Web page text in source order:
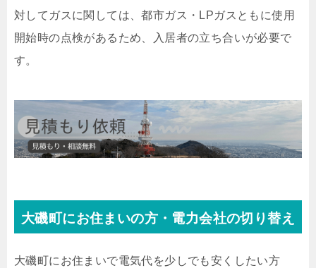
対してガスに関しては、都市ガス・LPガスともに使用
開始時の点検があるため、入居者の立ち合いが必要で
す。
大磯町にお住まいの方・電力会社の切り替え
大磯町にお住まいで電気代を少しでも安くしたい方